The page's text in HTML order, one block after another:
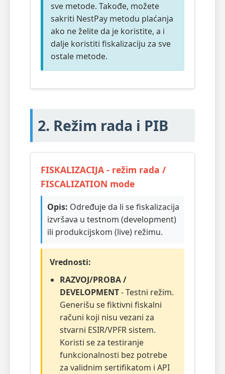
sve metode. Takođe, možete
sakriti NestPay metodu plaćanja
ako ne želite da je koristite, a i
dalje koristiti fiskalizaciju za sve
ostale metode.
2. Režim rada i PIB
FISKALIZACIJA - režim rada /
FISCALIZATION mode
Opis: Određuje da li se fiskalizacija
izvršava u testnom (development)
ili produkcijskom (live) režimu.
Vrednosti:
RAZVOJ/PROBA /
DEVELOPMENT- Testni režim.
Generišu se fiktivni fiskalni
računi koji nisu vezani za
stvarni ESIR/VPFR sistem.
Koristi se za testiranje
funkcionalnosti bez potrebe
za validnim sertifikatom i API